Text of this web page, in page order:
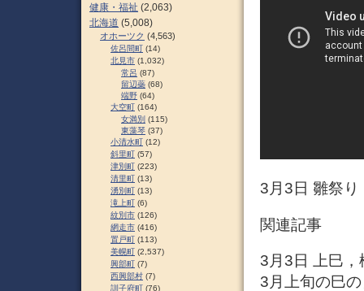
3月3日 雛祭り
関連記事
3月3日 上巳，
3月上旬の巳
健康・福祉 (2,063)
北海道 (5,008)
オホーツク (4,563)
佐呂間町 (14)
北見市 (1,032)
常呂 (87)
留辺蘂 (68)
端野 (64)
大空町 (164)
女満別 (115)
東藻琴 (37)
小清水町 (12)
斜里町 (57)
津別町 (223)
清里町 (13)
湧別町 (13)
滝上町 (6)
紋別市 (126)
網走市 (416)
置戸町 (113)
美幌町 (2,537)
興部町 (7)
西興部村 (7)
訓子府町 (76)